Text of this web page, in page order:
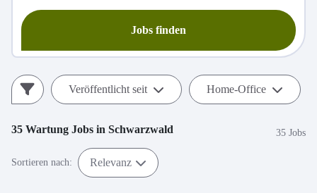
Jobs finden
Veröffentlicht seit Home-Office
35 Wartung Jobs in Schwarzwald 35 Jobs
Sortieren nach: Relevanz